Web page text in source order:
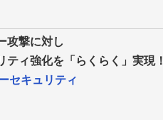
攻撃に対し
ティ強化を「らくらく」実現！
セキュリティ